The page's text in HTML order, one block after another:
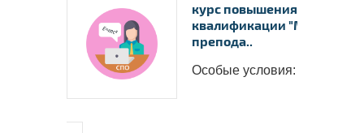
курс повышения
квалификации "Методика
препода..
Особые условия: &nbs..